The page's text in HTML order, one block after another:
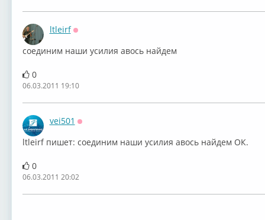
ltleirf
соединим наши усилия авось найдем
0
06.03.2011 19:10
vei501
ltleirf пишет: соединим наши усилия авось найдем ОК.
0
06.03.2011 20:02